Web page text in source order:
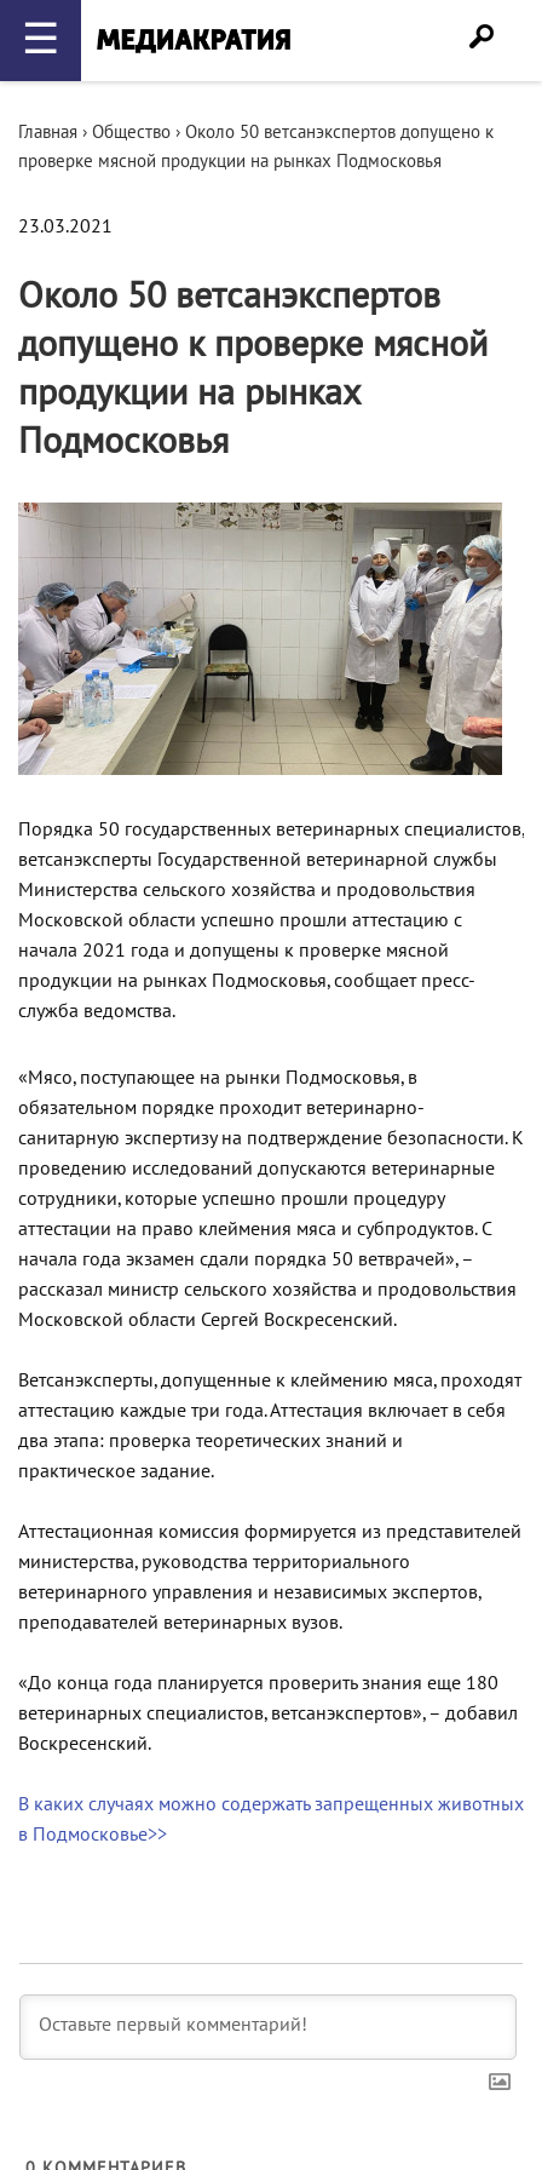
☰
Главная › Общество › Около 50 ветсанэкспертов допущено к
проверке мясной продукции на рынках Подмосковья
23.03.2021
Около 50 ветсанэкспертов
допущено к проверке мясной
продукции на рынках
Подмосковья
Порядка 50 государственных ветеринарных специалистов,
ветсанэксперты Государственной ветеринарной службы
Министерства сельского хозяйства и продовольствия
Московской области успешно прошли аттестацию с
начала 2021 года и допущены к проверке мясной
продукции на рынках Подмосковья, сообщает пресс-
служба ведомства.
«Мясо, поступающее на рынки Подмосковья, в
обязательном порядке проходит ветеринарно-
санитарную экспертизу на подтверждение безопасности. К
проведению исследований допускаются ветеринарные
сотрудники, которые успешно прошли процедуру
аттестации на право клеймения мяса и субпродуктов. С
начала года экзамен сдали порядка 50 ветврачей», –
рассказал министр сельского хозяйства и продовольствия
Московской области Сергей Воскресенский.
Ветсанэксперты, допущенные к клеймению мяса, проходят
аттестацию каждые три года. Аттестация включает в себя
два этапа: проверка теоретических знаний и
практическое задание.
Аттестационная комиссия формируется из представителей
министерства, руководства территориального
ветеринарного управления и независимых экспертов,
преподавателей ветеринарных вузов.
«До конца года планируется проверить знания еще 180
ветеринарных специалистов, ветсанэкспертов», – добавил
Воскресенский.
В каких случаях можно содержать запрещенных животных
в Подмосковье>>